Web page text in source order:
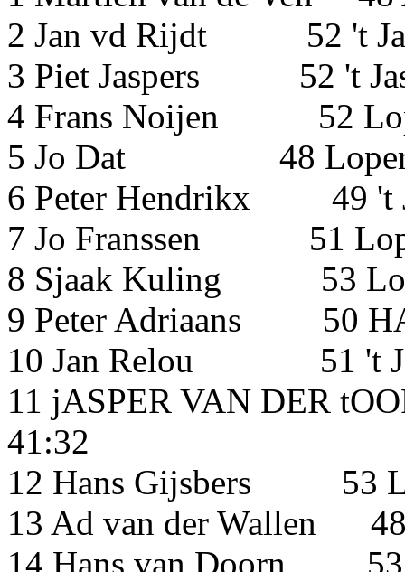
2 Jan vd Rijdt 52 't
3 Piet Jaspers 52 't
4 Frans Noijen 52
5 Jo Dat 48
6 Peter Hendrikx 49
7 Jo Franssen 51
8 Sjaak Kuling 53
9 Peter Adriaans
10 Jan Relou 51 't
11 jASPER VAN DER
41:32
12 Hans Gijsbers 53
13 Ad van der Wallen
14 Hans van Doorn